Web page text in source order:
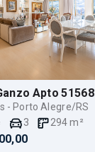
Apto 51568
- Porto Alegre/RS
3 294 m²